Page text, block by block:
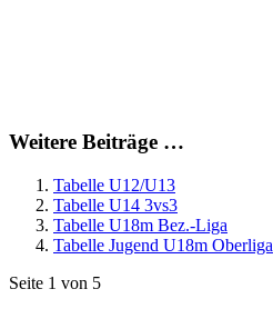
Weitere Beiträge …
Tabelle U12/U13
Tabelle U14 3vs3
Tabelle U18m Bez.-Liga
Tabelle Jugend U18m Oberliga
Seite 1 von 5